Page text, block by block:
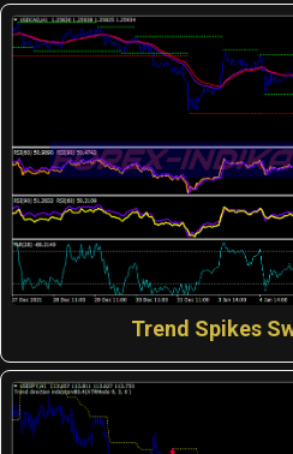
Trend Spikes